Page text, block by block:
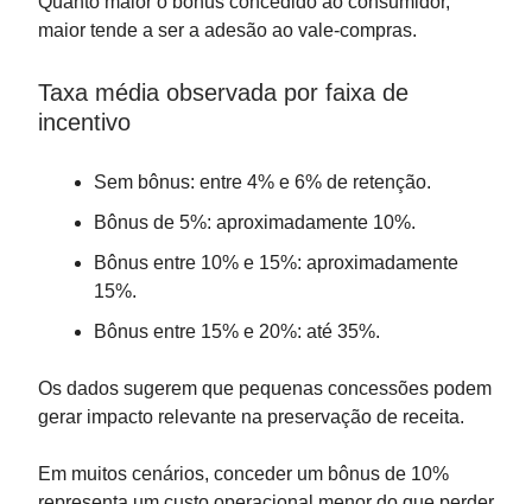
maior tende a ser a adesão ao vale-compras.
Taxa média observada por faixa de
incentivo
Sem bônus: entre 4% e 6% de retenção.
Bônus de 5%: aproximadamente 10%.
Bônus entre 10% e 15%: aproximadamente
15%.
Bônus entre 15% e 20%: até 35%.
Os dados sugerem que pequenas concessões podem
gerar impacto relevante na preservação de receita.
Em muitos cenários, conceder um bônus de 10%